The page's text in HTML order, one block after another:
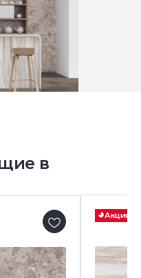
в
Акция